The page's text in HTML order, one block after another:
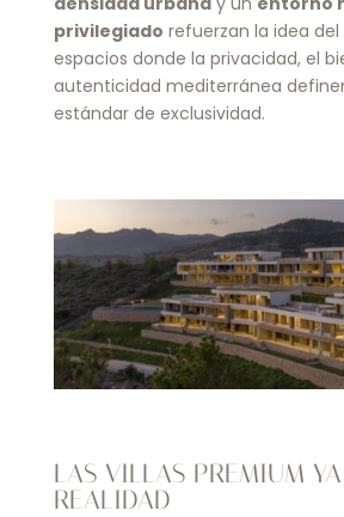
privilegiado refuerzan la idea del
espacios donde la privacidad, el
autenticidad mediterránea
estándar de exclusividad.
LAS VILLAS PREMIUM
REALIDAD